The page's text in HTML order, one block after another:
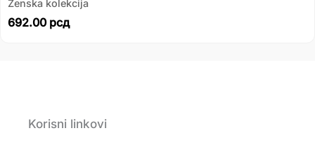
Ženska kolekcija
692.00 рсд
Korisni linkovi